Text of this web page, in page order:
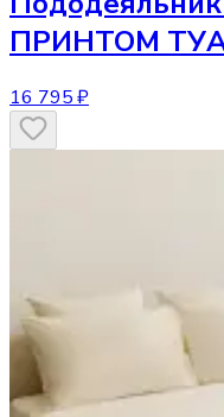
ПРИНТОМ
16 795 ₽